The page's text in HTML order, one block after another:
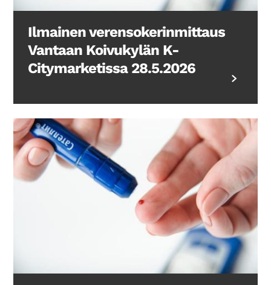
Ilmainen verensokerinmittaus
Vantaan Koivukylän K-
Citymarketissa 28.5.2026